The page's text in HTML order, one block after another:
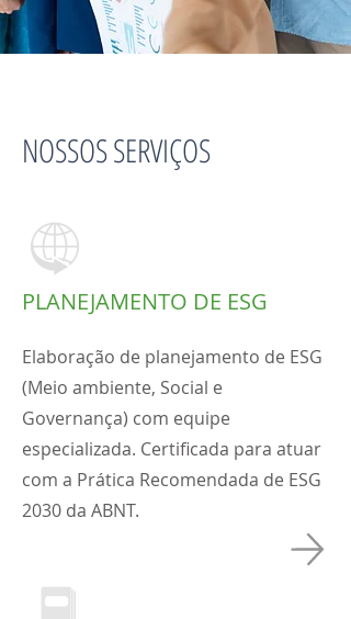
NOSSOS SERVIÇOS
PLANEJAMENTO DE ESG
Elaboração de planejamento de ESG
(Meio ambiente, Social e
Governança) com equipe
especializada. Certificada para atuar
com a Prática Recomendada de ESG
2030 da ABNT.